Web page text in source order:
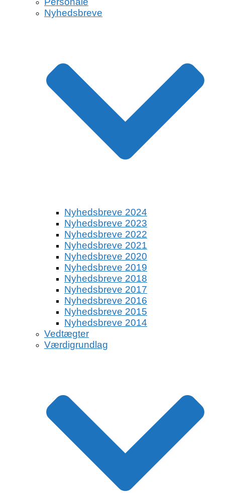
Nyhedsbreve
Nyhedsbreve 2024
Nyhedsbreve 2023
Nyhedsbreve 2022
Nyhedsbreve 2021
Nyhedsbreve 2020
Nyhedsbreve 2019
Nyhedsbreve 2018
Nyhedsbreve 2017
Nyhedsbreve 2016
Nyhedsbreve 2015
Nyhedsbreve 2014
Vedtægter
Værdigrundlag